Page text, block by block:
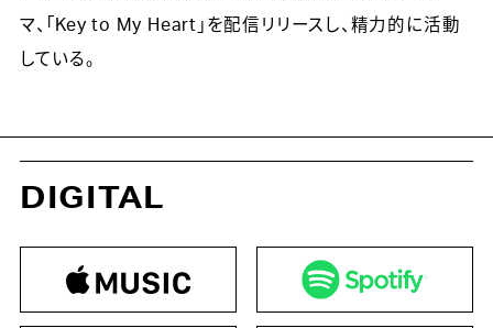
マ、「Key to My Heart」を配信リリースし、精力的に活動
している。
DIGITAL